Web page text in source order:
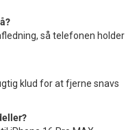
så telefonen holder
klud for at fjerne snavs